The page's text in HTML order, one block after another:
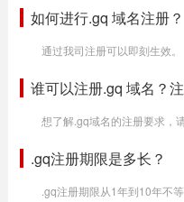
如何进行.gq 域名注册？
通过我司注册可以即刻生效。
谁可以注册.gq 域名？
想了解.gq域名的注册要求，
.gq注册期限是多长？
.gq注册期限从1年到10年不等